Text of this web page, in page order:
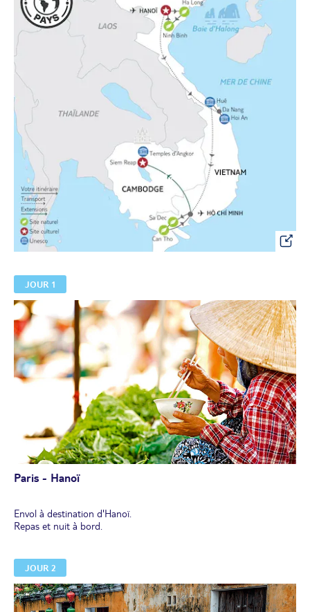
JOUR 1
Paris - Hanoï
Envol à destination d'Hanoï.
Repas et nuit à bord.
JOUR 2